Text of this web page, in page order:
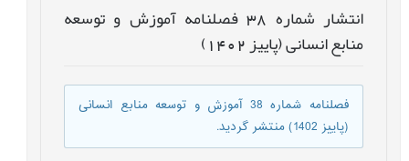
انتشار شماره 38 فصلنامه آموزش و توسعه
منابع انسانی (پاییز 1402)
فصلنامه شماره 38 آموزش و توسعه منابع انسانی
(پاییز 1402) منتشر گردید.